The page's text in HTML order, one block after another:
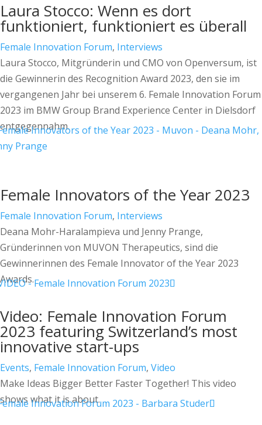
Laura Stocco: Wenn es dort
funktioniert, funktioniert es überall
Female Innovation Forum, Interviews
Laura Stocco, Mitgründerin und CMO von Openversum, ist
die Gewinnerin des Recognition Award 2023, den sie im
vergangenen Jahr bei unserem 6. Female Innovation Forum
2023 im BMW Group Brand Experience Center in Dielsdorf
entgegennahm.
Female Innovators of the Year 2023
Female Innovation Forum, Interviews
Deana Mohr-Haralampieva und Jenny Prange,
Gründerinnen von MUVON Therapeutics, sind die
Gewinnerinnen des Female Innovator of the Year 2023
Awards.
Video: Female Innovation Forum
2023 featuring Switzerland’s most
innovative start-ups
Events, Female Innovation Forum, Video
Make Ideas Bigger Better Faster Together! This video
shows what it is about.